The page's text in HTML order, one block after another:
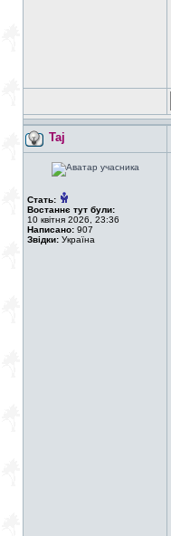
Taj
Стать:
Востаннє тут були:
10 квітня 2026, 23:36
Написано: 907
Звідки: Україна